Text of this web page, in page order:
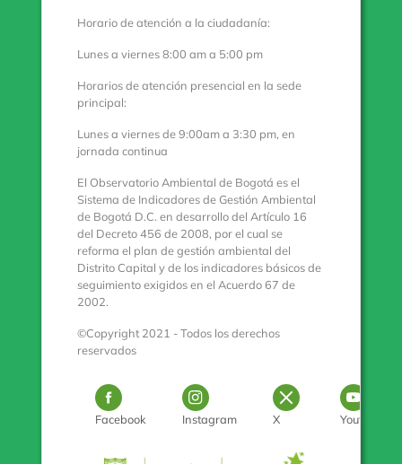
Horario de atención a la ciudadanía:
Lunes a viernes 8:00 am a 5:00 pm
Horarios de atención presencial en la sede
principal:
Lunes a viernes de 9:00am a 3:30 pm, en
jornada continua
El Observatorio Ambiental de Bogotá es el
Sistema de Indicadores de Gestión Ambiental
de Bogotá D.C. en desarrollo del Artículo 16
del Decreto 456 de 2008, por el cual se
reforma el plan de gestión ambiental del
Distrito Capital y de los indicadores básicos de
seguimiento exigidos en el Acuerdo 67 de
2002.
©Copyright 2021 - Todos los derechos
reservados
Facebook Logo Facebook
InstagramLogo Instagram
XLogo TwitterYoutube